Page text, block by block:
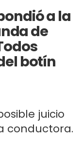
a la
de
botín
juicio
conductora.